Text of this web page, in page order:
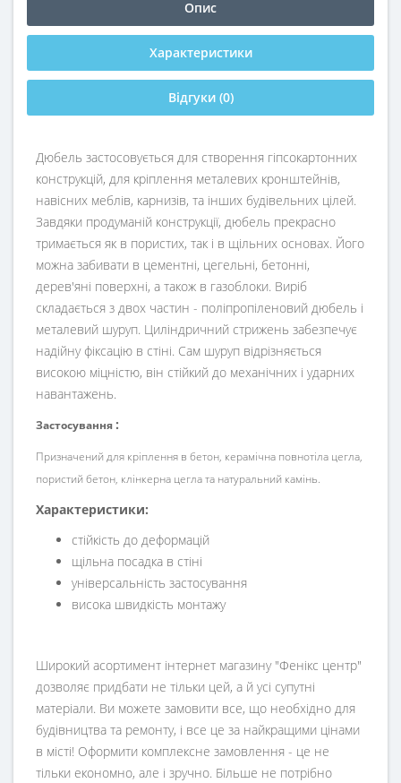
Опис
Характеристики
Відгуки (0)
Дюбель застосовується для створення гіпсокартонних
конструкцій, для кріплення металевих кронштейнів,
навісних меблів, карнизів, та інших будівельних цілей.
Завдяки продуманій конструкції, дюбель прекрасно
тримається як в пористих, так і в щільних основах. Його
можна забивати в цементні, цегельні, бетонні,
дерев'яні поверхні, а також в газоблоки. Виріб
складається з двох частин - поліпропіленовий дюбель і
металевий шуруп. Циліндричний стрижень забезпечує
надійну фіксацію в стіні. Сам шуруп відрізняється
високою міцністю, він стійкий до механічних і ударних
навантажень.
Застосування :
Призначений для кріплення в бетон, керамічна повнотіла цегла,
пористий бетон, клінкерна цегла та натуральний камінь.
Характеристики:
стійкість до деформацій
щільна посадка в стіні
універсальність застосування
висока швидкість монтажу
Широкий асортимент інтернет магазину "Фенікс центр"
дозволяє придбати не тільки цей, а й усі супутні
матеріали. Ви можете замовити все, що необхідно для
будівництва та ремонту, і все це за найкращими цінами
в місті! Оформити комплексне замовлення - це не
тільки економно, але і зручно. Більше не потрібно